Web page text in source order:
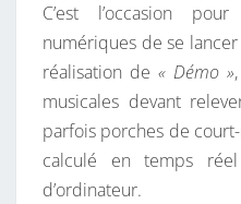
C’est l’occasion
numériques de se
réalisation de « Démo »
musicales devant
parfois porches de
calculé en temps
d’ordinateur.